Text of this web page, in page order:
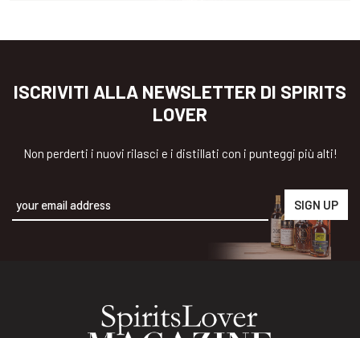
ISCRIVITI ALLA NEWSLETTER DI SPIRITS
LOVER
Non perderti i nuovi rilasci e i distillati con i punteggi più alti!